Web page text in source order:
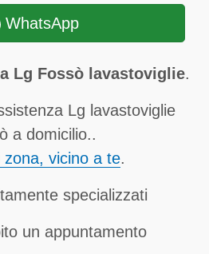
WhatsApp
Lg Fossò lavastoviglie.
Lg lavastoviglie
a domicilio..
zona, vicino a te.
specializzati
un appuntamento